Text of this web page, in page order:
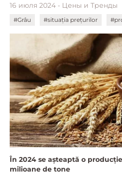
16 июля 2024 - Цены и Тренды
#Grâu #situația prețurilor
În 2024 se așteaptă o
milioane de tone